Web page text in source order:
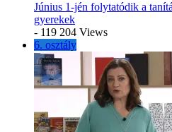
Június 1-jén folytatódik a
gyerekek
- 119 204 Views
6. osztály